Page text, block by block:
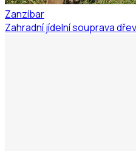
Zanzíbar
Zahradní jídelní souprava